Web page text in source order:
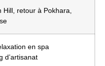
retour à Pokhara,
en spa
d’artisanat